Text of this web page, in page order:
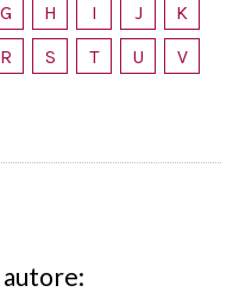
G H I J
K
R S T U
V